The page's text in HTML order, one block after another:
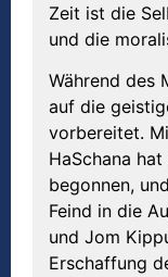
Zeit ist die
und die
Während des
auf die
vorbereitet.
HaSchana
begonnen,
Feind in die
und Jom
Erschaffung